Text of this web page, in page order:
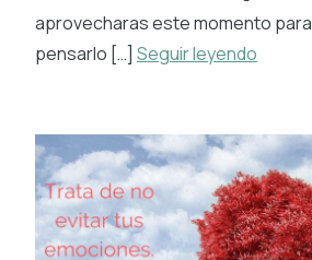
aprovecharas este momento para
pensarlo […] Seguir leyendo